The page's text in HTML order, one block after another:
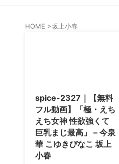
HOME >坂上小春
spice-2327｜【無料
フル動画】「極・えち
えち女神 性欲強くて
巨乳まじ最高」 – 今泉
華 こゆきぴなこ 坂上
小春